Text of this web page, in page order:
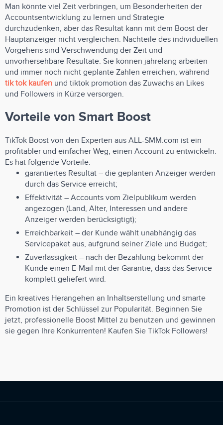
Man könnte viel Zeit verbringen, um Besonderheiten der
Accountsentwicklung zu lernen und Strategie
durchzudenken, aber das Resultat kann mit dem Boost der
Hauptanzeiger nicht vergleichen. Nachteile des individuellen
Vorgehens sind Verschwendung der Zeit und
unvorhersehbare Resultate. Sie können jahrelang arbeiten
und immer noch nicht geplante Zahlen erreichen, während
tik tok kaufen und tiktok promotion das Zuwachs an Likes
und Followers in Kürze versorgen.
Vorteile von Smart Boost
TikTok Boost von den Experten aus ALL-SMM.com ist ein
profitabler und einfacher Weg, einen Account zu entwickeln.
Es hat folgende Vorteile:
garantiertes Resultat – die geplanten Anzeiger werden
durch das Service erreicht;
Effektivität – Accounts vom Zielpublikum werden
angezogen (Land, Alter, Interessen und andere
Anzeiger werden berücksigtigt);
Erreichbarkeit – der Kunde wählt unabhängig das
Servicepaket aus, aufgrund seiner Ziele und Budget;
Zuverlässigkeit – nach der Bezahlung bekommt der
Kunde einen E-Mail mit der Garantie, dass das Service
komplett geliefert wird.
Ein kreatives Herangehen an Inhaltserstellung und smarte
Promotion ist der Schlüssel zur Popularität. Beginnen Sie
jetzt, professionelle Boost Mittel zu benutzen und gewinnen
sie gegen Ihre Konkurrenten! Kaufen Sie TikTok Followers!